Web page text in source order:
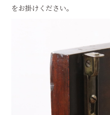
をお掛けください。